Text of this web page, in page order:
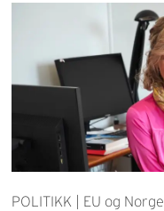
POLITIKK | EU og